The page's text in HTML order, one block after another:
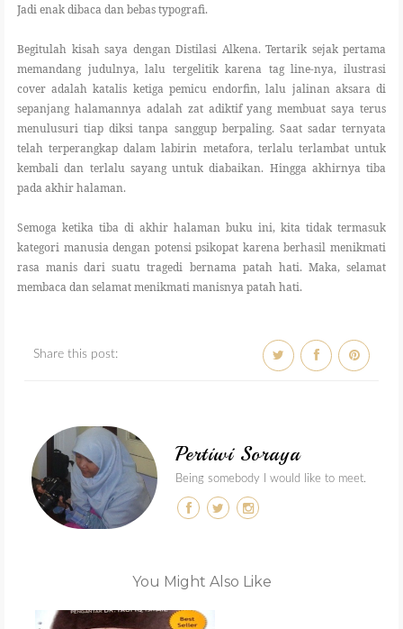
Jadi enak dibaca dan bebas typografi.
Begitulah kisah saya dengan Distilasi Alkena. Tertarik sejak pertama
memandang judulnya, lalu tergelitik karena tag line-nya, ilustrasi
cover adalah katalis ketiga pemicu endorfin, lalu jalinan aksara di
sepanjang halamannya adalah zat adiktif yang membuat saya terus
menulusuri tiap diksi tanpa sanggup berpaling. Saat sadar ternyata
telah terperangkap dalam labirin metafora, terlalu terlambat untuk
kembali dan terlalu sayang untuk diabaikan. Hingga akhirnya tiba
pada akhir halaman.
Semoga ketika tiba di akhir halaman buku ini, kita tidak termasuk
kategori manusia dengan potensi psikopat karena berhasil menikmati
rasa manis dari suatu tragedi bernama patah hati. Maka, selamat
membaca dan selamat menikmati manisnya patah hati.
Share this post:
Pertiwi Soraya
Being somebody I would like to meet.
You Might Also Like